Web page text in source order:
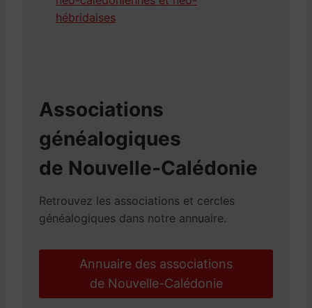
hébridaises
Associations
généalogiques
de Nouvelle-Calédonie
Retrouvez les associations et cercles
généalogiques dans notre annuaire.
Annuaire des associations
de Nouvelle-Calédonie